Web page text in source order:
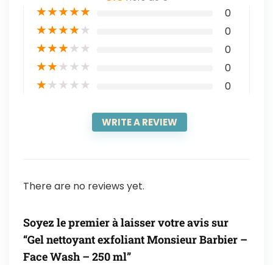
★★★★★ 0
★★★★★ 0
★★★★★ 0
★★★★★ 0
★★★★★ 0
WRITE A REVIEW
There are no reviews yet.
Soyez le premier à laisser votre avis sur
“Gel nettoyant exfoliant Monsieur Barbier –
Face Wash – 250 ml”